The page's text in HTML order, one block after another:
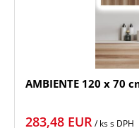
AMBIENTE 120 x 70
283,48 EUR / kss DPH